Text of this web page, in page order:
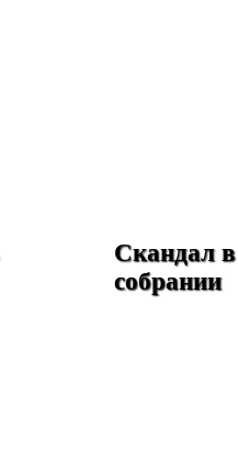
Скандал в
собрании